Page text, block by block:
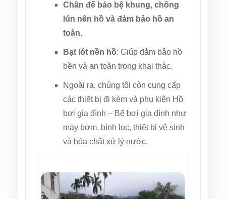
Chân đế bảo bệ khung, chông
lún nên hồ và đảm bảo hồ an
toàn.
Bạt lót nền hồ: Giúp đảm bảo hồ
bền và an toàn trong khai thác.
Ngoài ra, chúng tôi còn cung cấp
các thiết bị đi kèm và phụ kiện Hồ
bơi gia đình – Bể bơi gia đình như
máy bơm, bình lọc, thiết bị vệ sinh
và hóa chất xử lý nước.